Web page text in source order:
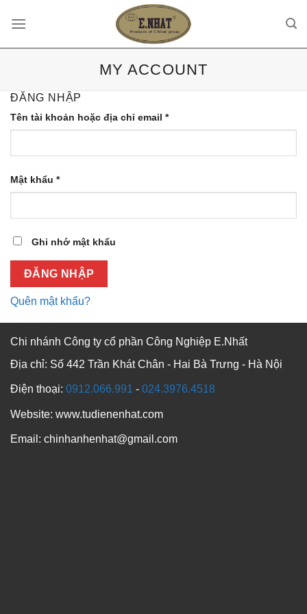
MY ACCOUNT
ĐĂNG NHẬP
Tên tài khoản hoặc địa chỉ email *
Mật khẩu *
Ghi nhớ mật khẩu
ĐĂNG NHẬP
Quên mật khẩu?
Chi nhánh Công ty cổ phần Công Nghiệp E.Nhất
Địa chỉ: Số 442 Trần Khát Chân - Hai Bà Trưng - Hà Nội
Điện thoại: 0912.066.991 - 024.3976.4518
Website: www.tudienenhat.com
Email: chinhanhenhat@gmail.com